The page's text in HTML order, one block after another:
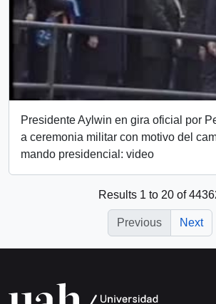
Presidente Aylwin en gira oficial por
a ceremonia militar con motivo del
mando presidencial: video
Results 1 to 20 of
Previous Next